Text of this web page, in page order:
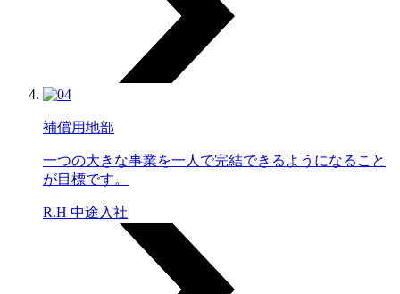
補償用地部
一つの大きな事業を一人で完結できるようになること
が目標です。
R.H 中途入社